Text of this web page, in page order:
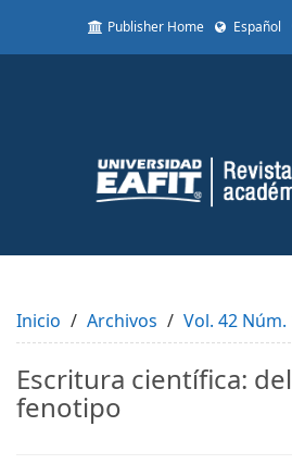
to
Content
Sidebar
Publisher Home Español
Inicio Archivos Vol. 42 Núm.
Escritura científica:
fenotipo